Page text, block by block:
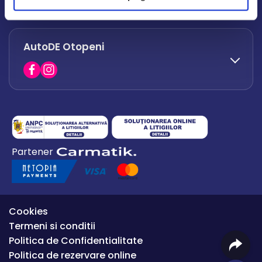
office.afumati@autode.ro
0730 063 852
0730 063 851
AutoDE Otopeni
0754 649 360
office.premium@autode.ro
Partener
Cookies
Termeni si conditii
Politica de Confidentialitate
Politica de rezervare online